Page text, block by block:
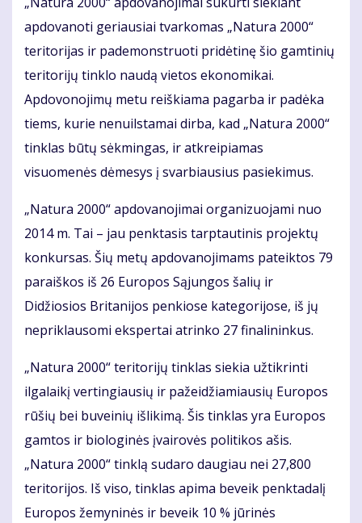
apdovanoti geriausiai tvarkomas „Natura 2000“
teritorijas ir pademonstruoti pridėtinę šio gamtinių
teritorijų tinklo naudą vietos ekonomikai.
Apdovonojimų metu reiškiama pagarba ir padėka
tiems, kurie nenuilstamai dirba, kad „Natura 2000“
tinklas būtų sėkmingas, ir atkreipiamas
visuomenės dėmesys į svarbiausius pasiekimus.
„Natura 2000“ apdovanojimai organizuojami nuo
2014 m. Tai – jau penktasis tarptautinis projektų
konkursas. Šių metų apdovanojimams pateiktos 79
paraiškos iš 26 Europos Sąjungos šalių ir
Didžiosios Britanijos penkiose kategorijose, iš jų
nepriklausomi ekspertai atrinko 27 finalininkus.
„Natura 2000“ teritorijų tinklas siekia užtikrinti
ilgalaikį vertingiausių ir pažeidžiamiausių Europos
rūšių bei buveinių išlikimą. Šis tinklas yra Europos
gamtos ir biologinės įvairovės politikos ašis.
„Natura 2000“ tinklą sudaro daugiau nei 27,800
teritorijos. Iš viso, tinklas apima beveik penktadalį
Europos žemyninės ir beveik 10 % jūrinės